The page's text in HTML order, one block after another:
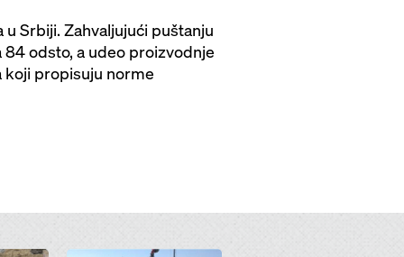
Srbiji. Zahvaljujući puštanju
odsto, a udeo proizvodnje
koji propisuju norme